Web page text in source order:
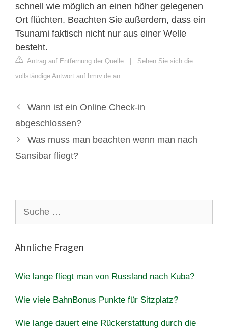
schnell wie möglich an einen höher gelegenen
Ort flüchten. Beachten Sie außerdem, dass ein
Tsunami faktisch nicht nur aus einer Welle
besteht.
Antrag auf Entfernung der Quelle | Sehen Sie sich die
vollständige Antwort auf hmrv.de an
Wann ist ein Online Check-in
abgeschlossen?
Was muss man beachten wenn man nach
Sansibar fliegt?
nach:
Ähnliche Fragen
Wie lange fliegt man von Russland nach Kuba?
Wie viele BahnBonus Punkte für Sitzplatz?
Wie lange dauert eine Rückerstattung durch die